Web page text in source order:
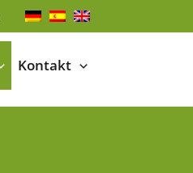
Kontakt